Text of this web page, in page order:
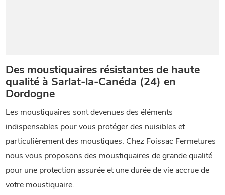
Des moustiquaires résistantes de haute
qualité à Sarlat-la-Canéda (24) en
Dordogne
Les moustiquaires sont devenues des éléments
indispensables pour vous protéger des nuisibles et
particulièrement des moustiques. Chez Foissac Fermetures
nous vous proposons des moustiquaires de grande qualité
pour une protection assurée et une durée de vie accrue de
votre moustiquaire.